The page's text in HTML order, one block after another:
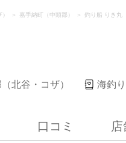
嘉手納町（中頭郡） 釣り船 りき丸
北谷・コザ） 海釣
口コミ